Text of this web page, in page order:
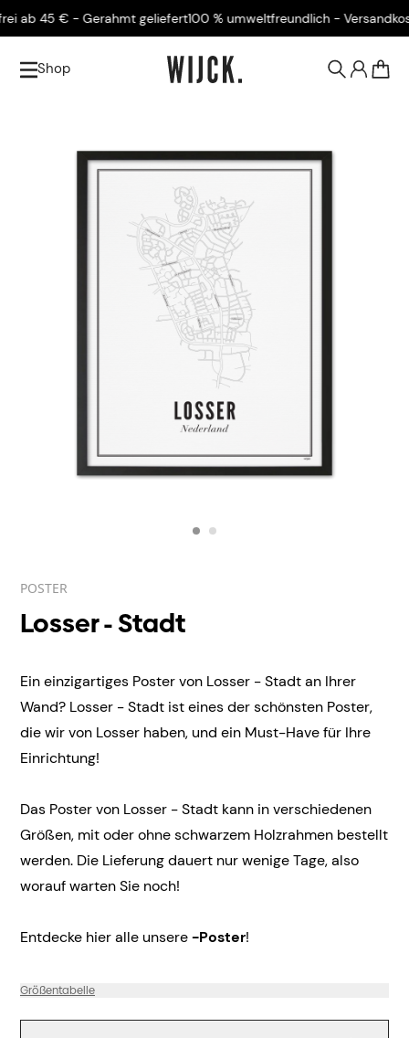
45 € - Gerahmt geliefert100 % umweltfreundlich -
Shop
POSTER
Losser - Stadt
Ein einzigartiges Poster von Losser - Stadt an Ihrer
Wand? Losser - Stadt ist eines der schönsten Poster,
die wir von Losser haben, und ein Must-Have für Ihre
Einrichtung!
Das Poster von Losser - Stadt kann in verschiedenen
Größen, mit oder ohne schwarzem Holzrahmen bestellt
werden. Die Lieferung dauert nur wenige Tage, also
worauf warten Sie noch!
Entdecke hier alle unsere-Poster!
Größentabelle